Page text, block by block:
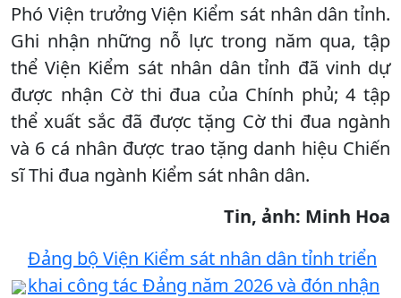
Phó Viện trưởng Viện Kiểm sát nhân dân tỉnh.
Ghi nhận những nỗ lực trong năm qua, tập
thể Viện Kiểm sát nhân dân tỉnh đã vinh dự
được nhận Cờ thi đua của Chính phủ; 4 tập
thể xuất sắc đã được tặng Cờ thi đua ngành
và 6 cá nhân được trao tặng danh hiệu Chiến
sĩ Thi đua ngành Kiểm sát nhân dân.
Tin, ảnh: Minh Hoa
Đảng bộ Viện Kiểm sát nhân dân tỉnh triển
khai công tác Đảng năm 2026 và đón nhận